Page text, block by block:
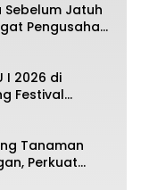
Sebelum Jatuh
Pengusaha
I 2026 di
Festival
Pegiat
Tanaman
Perkuat
Nasional